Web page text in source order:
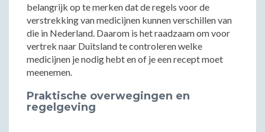
belangrijk op te merken dat de regels voor de
verstrekking van medicijnen kunnen verschillen van
die in Nederland. Daarom is het raadzaam om voor
vertrek naar Duitsland te controleren welke
medicijnen je nodig hebt en of je een recept moet
meenemen.
Praktische overwegingen en
regelgeving